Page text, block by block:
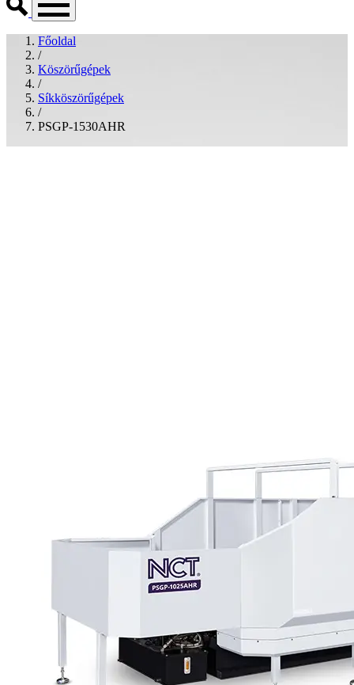
Főoldal
/
Köszörűgépek
/
Síkköszörűgépek
/
PSGP-1530AHR